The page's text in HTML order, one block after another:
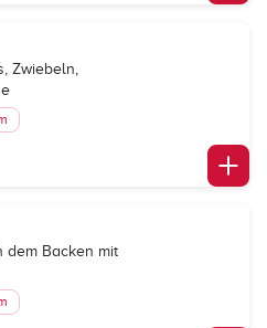
Zwiebeln,
dem Backen mit